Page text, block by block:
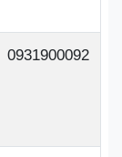
0931900092